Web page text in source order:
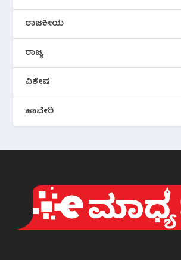
ರಾಜಕೀಯ
ರಾಜ್ಯ
ವಿಶೇಷ
ಹಾವೇರಿ